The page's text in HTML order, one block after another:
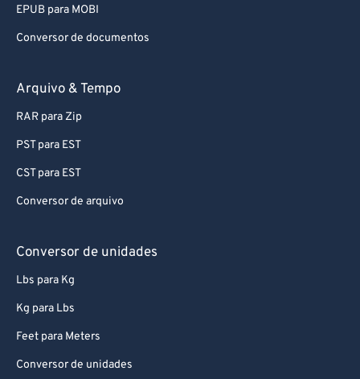
EPUB para MOBI
Conversor de documentos
Arquivo & Tempo
RAR para Zip
PST para EST
CST para EST
Conversor de arquivo
Conversor de unidades
Lbs para Kg
Kg para Lbs
Feet para Meters
Conversor de unidades